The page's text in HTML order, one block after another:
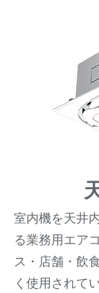
室内機を天井
る業務用エア
ス・店舗・飲
く使用されて